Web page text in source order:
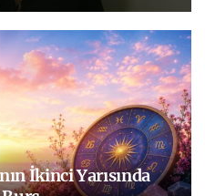
İkinci Yarısında